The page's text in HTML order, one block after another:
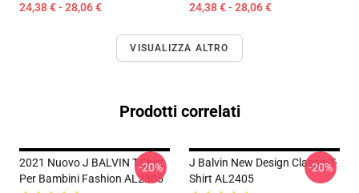
24,38 € - 28,06 € 24,38 € - 28,06 €
VISUALIZZA ALTRO
Prodotti correlati
2021 Nuovo J BALVIN T-Shirt
Per Bambini Fashion AL2305
-20%
J Balvin New Design Classic T-
Shirt AL2405
-20%